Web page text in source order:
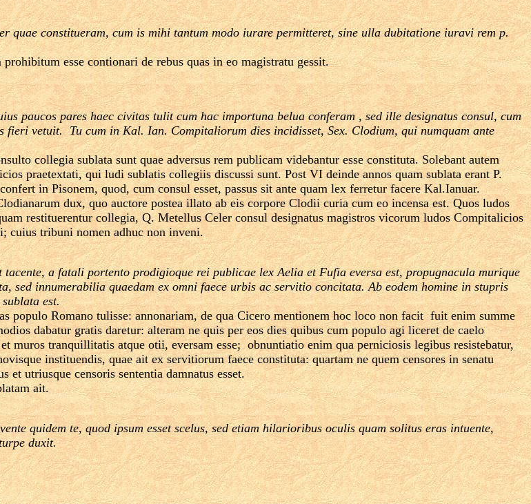
quae constitueram, cum is mihi tantum modo iurare permitteret, sine ulla dubitatione iuravi rem p.
esse contionari de rebus quas in eo magistratu gessit.
paucos pares haec civitas tulit cum hac importuna belua conferam ­, sed ille designatus consul, cum
vetuit. ­ Tu cum in Kal. Ian. Compitaliorum dies incidisset, Sex. Clodium, qui numquam ante
collegia sublata sunt quae adversus rem publicam videbantur esse constituta. Solebant autem
praetextati, qui ludi sublatis collegiis discussi sunt. Post VI deinde annos quam sublata erant P.
in Pisonem, quod, cum consul esset, passus sit ante quam lex ferretur facere Kal.Ianuar.
dux, quo auctore postea illato ab eis corpore Clodii curia cum eo incensa est. Quos ludos
restituerentur collegia, Q. Metellus Celer consul designatus magistros vicorum ludos Compitalicios
cuius tribuni nomen adhuc non inveni.
a fatali portento prodigioque rei publicae lex Aelia et Fufia eversa est, propugnacula murique
sed innumerabilia quaedam ex omni faece urbis ac servitio concitata. Ab eodem homine in stupris
est.
populo Romano tulisse: annonariam, de qua Cicero mentionem hoc loco non facit ­ fuit enim summe
dabatur gratis daretur: alteram ne quis per eos dies quibus cum populo agi liceret de caelo
muros tranquillitatis atque otii, eversam esse; ­ obnuntiatio enim qua perniciosis legibus resistebatur,
instituendis, quae ait ex servitiorum faece constituta: quartam ne quem censores in senatu
utriusque censoris sententia damnatus esset.
ait.
quidem te, quod ipsum esset scelus, sed etiam hilarioribus oculis quam solitus eras intuente,
duxit.